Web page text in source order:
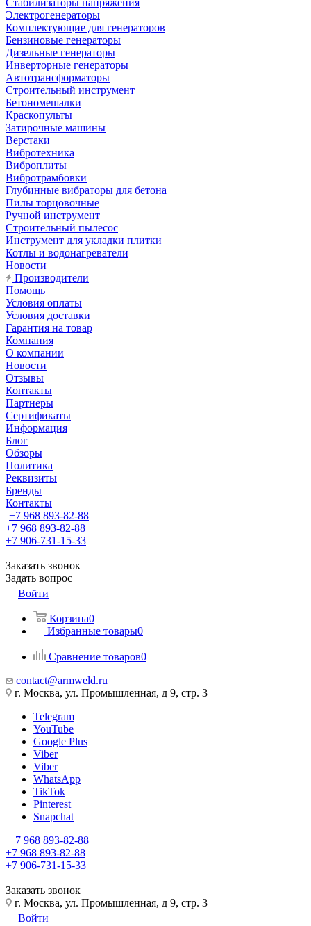
Стабилизаторы напряжения
Электрогенераторы
Комплектующие для генераторов
Бензиновые генераторы
Дизельные генераторы
Инверторные генераторы
Автотрансформаторы
Строительный инструмент
Бетономешалки
Краскопульты
Затирочные машины
Верстаки
Вибротехника
Виброплиты
Вибротрамбовки
Глубинные вибраторы для бетона
Пилы торцовочные
Ручной инструмент
Строительный пылесос
Инструмент для укладки плитки
Котлы и водонагреватели
Новости
Производители
Помощь
Условия оплаты
Условия доставки
Гарантия на товар
Компания
О компании
Новости
Отзывы
Контакты
Партнеры
Сертификаты
Информация
Блог
Обзоры
Политика
Реквизиты
Бренды
Контакты
+7 968 893-82-88
+7 968 893-82-88
+7 906-731-15-33
Заказать звонок
Задать вопрос
Войти
Корзина0
Избранные товары0
Сравнение товаров0
contact@armweld.ru
г. Москва, ул. Промышленная, д 9, стр. 3
Telegram
YouTube
Google Plus
Viber
Viber
WhatsApp
TikTok
Pinterest
Snapchat
+7 968 893-82-88
+7 968 893-82-88
+7 906-731-15-33
Заказать звонок
г. Москва, ул. Промышленная, д 9, стр. 3
Войти